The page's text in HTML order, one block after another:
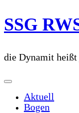
Zum
Inhalt
SSG
die Dynamit
Aktuell
Bogen